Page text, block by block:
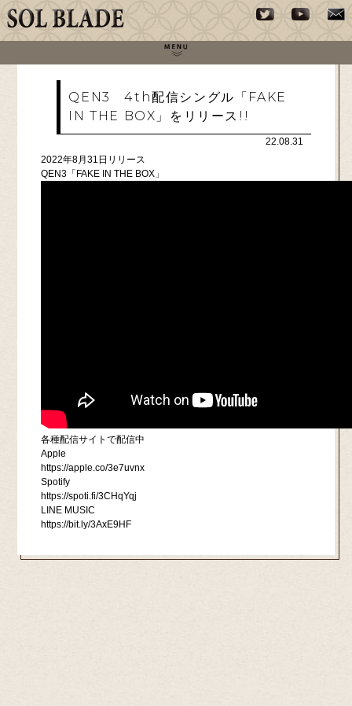
QEN3 4th配信シングル「FAKE
IN THE BOX」をリリース!!
22.08.31
2022年8月31日リリース
QEN3「FAKE IN THE BOX」
各種配信サイトで配信中
Apple
https://apple.co/3e7uvnx
Spotify
https://spoti.fi/3CHqYqj
LINE MUSIC
https://bit.ly/3AxE9HF